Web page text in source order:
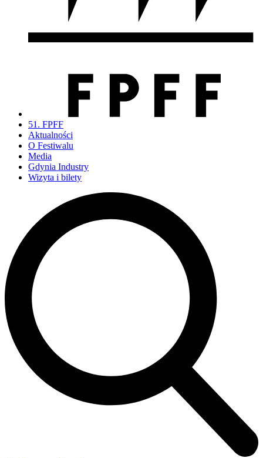
51. FPFF
Aktualności
O Festiwalu
Media
Gdynia Industry
Wizyta i bilety